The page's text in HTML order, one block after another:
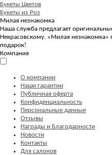
Букеты Цветов
Букеты из Роз
Милая незнакомка
Наша служба предлагает
Некрасовскому. «Милая незнакомка»
подарок!
Компания
О компании
Наши гарантии
Публичная оферта
Конфиденциальность
Персональные данные
Отзывы
Награды и Благодарности
Новости
Контакты
Для салонов